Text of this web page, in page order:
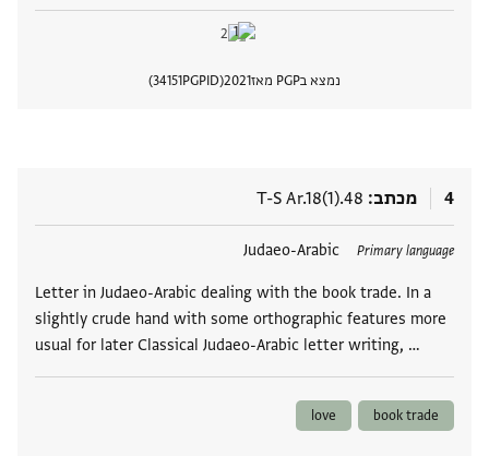
נמצא בPGP מאז 2021
PGPID
34151
4 מכתב T-S Ar.18(1).48
Primary language
Judaeo-Arabic
Letter in Judaeo-Arabic dealing with the book trade. In a
slightly crude hand with some orthographic features more
usual for later Classical Judaeo-Arabic letter writing, …
תגים
book trade
love